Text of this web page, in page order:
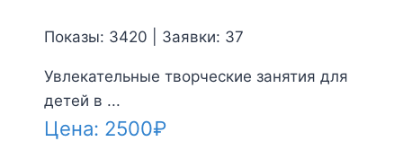
Показы: 3420 | Заявки: 37
Увлекательные творческие занятия для
детей в ...
Цена: 2500₽